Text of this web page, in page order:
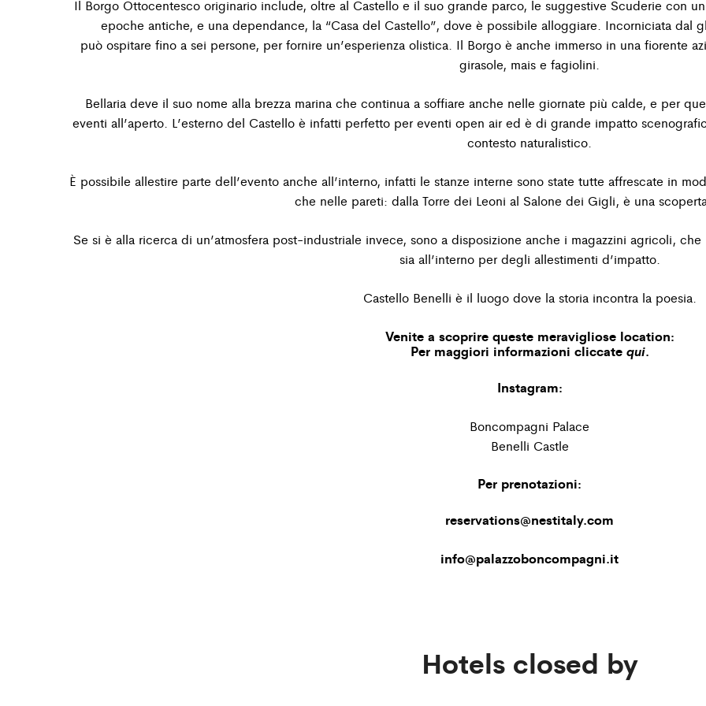
Il Borgo Ottocentesco originario include, oltre al Castello e il suo grande parco, le suggestive Scuderie con
epoche antiche, e una dependance, la “Casa del Castello”, dove è possibile alloggiare. Incorniciata dal
può ospitare fino a sei persone, per fornire un’esperienza olistica. Il Borgo è anche immerso in una fiorente
girasole, mais e fagiolini.
Bellaria deve il suo nome alla brezza marina che continua a soffiare anche nelle giornate più calde, e per
eventi all’aperto. L’esterno del Castello è infatti perfetto per eventi open air ed è di grande impatto
contesto naturalistico.
È possibile allestire parte dell’evento anche all’interno, infatti le stanze interne sono state tutte affrescate in
che nelle pareti: dalla Torre dei Leoni al Salone dei Gigli, è una
Se si è alla ricerca di un’atmosfera post-industriale invece, sono a disposizione anche i magazzini agricoli, che
sia all’interno per degli allestimenti d’impatto.
Castello Benelli è il luogo dove la storia incontra la poesia.
Venite a scoprire queste meravigliose location:
Per maggiori informazioni cliccate qui.
Instagram:
Boncompagni Palace
Benelli Castle
Per prenotazioni:
reservations@nestitaly.com
info@palazzoboncompagni.it
Hotels closed by